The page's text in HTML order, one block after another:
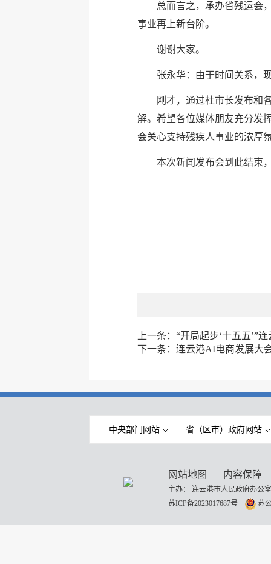
总而言之，承办省残运会
事业再上新台阶。
谢谢大家。
张永华：由于时间关系，
刚才，通过杜市长发布和
解。希望各位媒体朋友充分发
会关心支持残疾人事业的浓厚
本次新闻发布会到此结束
上一条： “开局起步‘十五五’”
下一条： 连云港AI电商发展大
中央部门网站 省（区市）政府网站
网站地图 | 内容保障 |
主办： 连云港市人民政府办
苏ICP备2023017687号
苏